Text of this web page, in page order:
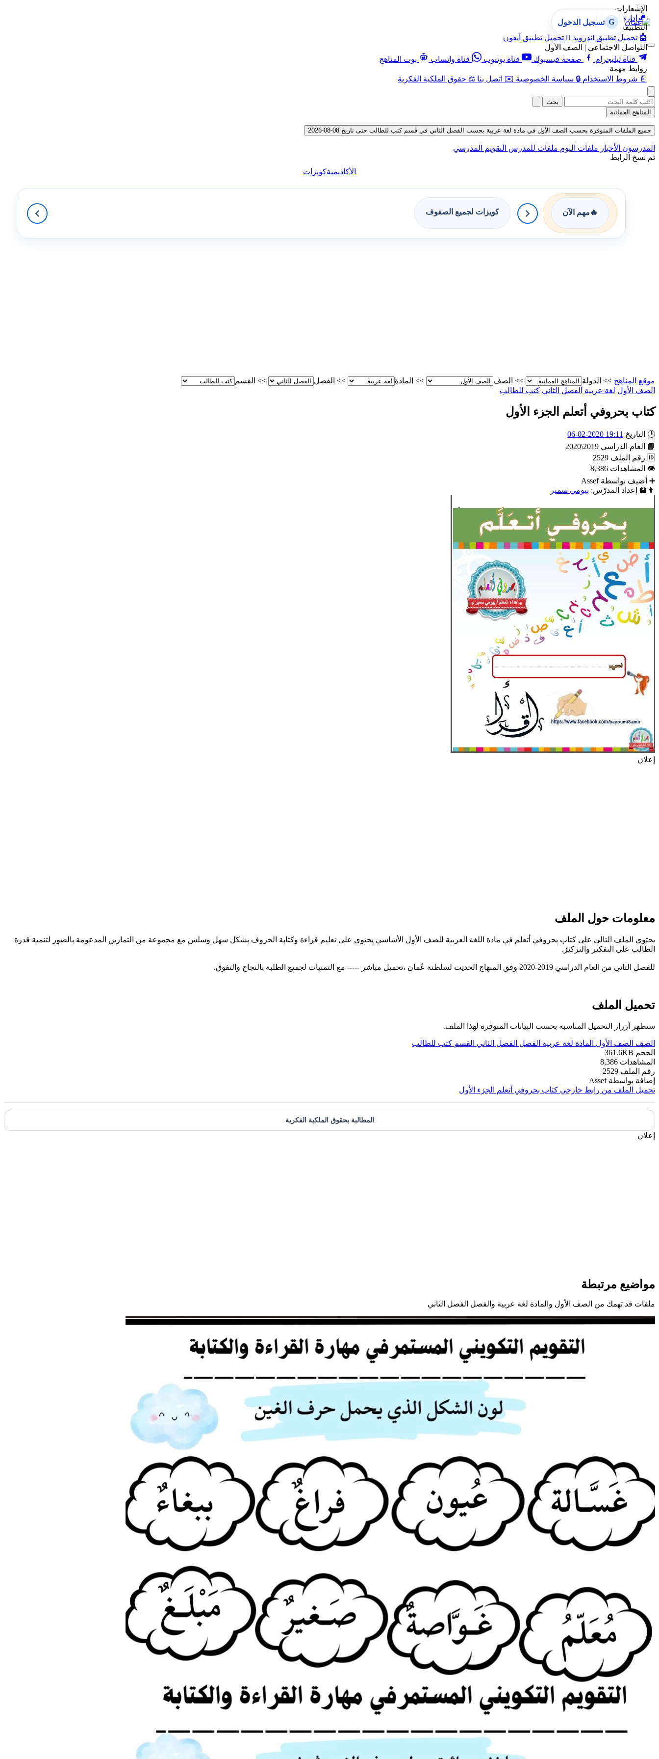
الإشعارات
🔔 إدارة الإشعارات
التطبيقات
🤖 تحميل تطبيق أندرويد  تحميل تطبيق آيفون
التواصل الاجتماعي | الصف الأول
قناة تيليجرام
صفحة فيسبوك قناة يوتيوب قناة واتساب
بوت المناهج
روابط مهمة
📄 شروط الاستخدام 🔒 سياسة الخصوصية ✉️ اتصل بنا ⚖️ حقوق الملكية الفكرية
G تسجيل الدخول
بحث
المناهج العمانية
جميع الملفات المتوفرة بحسب الصف الأول في مادة لغة عربية بحسب الفصل الثاني في قسم كتب للطالب حتى تاريخ 08-08-2026
المدرسون الأخبار ملفات اليوم ملفات للمدرس التقويم المدرسي
تم نسخ الرابط
الأكاديميةكويزات
🔥 مهم الآن كويزات لجميع الصفوف
موقع المناهج >> الدولة >> الصف >> المادة >> الفصل >> القسم
الصف الأول لغة عربية الفصل الثاني كتب للطالب
كتاب بحروفي أتعلم الجزء الأول
🕒 التاريخ 19:11 2020-02-06
📘
العام الدراسي 2019\2020
🆔 رقم الملف 2529
👁 المشاهدات 8,386
➕ أضيف بواسطة Assef
👨‍🏫
إعداد المدرّس: بيومي سمير
إعلان
معلومات حول الملف
يحتوي الملف التالي على كتاب بحروفي أتعلم في مادة اللغة العربية للصف الأول الأساسي يحتوي على تعليم قراءة وكتابة الحروف بشكل سهل وسلس مع مجموعة من التمارين المدعومة بالصور لتنمية قدرة
الطالب على التفكير والتركيز.
للفصل الثاني من العام الدراسي 2019-2020 وفق المنهاج الحديث لسلطنة عُمان ،تحميل مباشر ----- مع التمنيات لجميع الطلبة بالنجاح والتفوق.
تحميل الملف
ستظهر أزرار التحميل المناسبة بحسب البيانات المتوفرة لهذا الملف.
الصف الصف الأول المادة لغة عربية الفصل الفصل الثاني القسم كتب للطالب
الحجم 361.6KB
المشاهدات 8,386
رقم الملف 2529
إضافة بواسطة Assef
تحميل الملف من رابط خارجي كتاب بحروفي أتعلم الجزء الأول
المطالبة بحقوق الملكية الفكرية
إعلان
مواضيع مرتبطة
ملفات قد تهمك من الصف الأول والمادة لغة عربية والفصل الفصل الثاني